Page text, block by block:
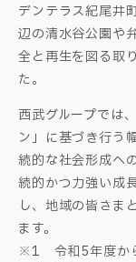
デンテラス紀尾井
辺の清水谷公園や
全と再生を図る取
た。
西武グループでは
ン」に基づき行う
続的な社会形成へ
続的かつ力強い成
し、地域の皆さま
ます。
※1 令和5年度か